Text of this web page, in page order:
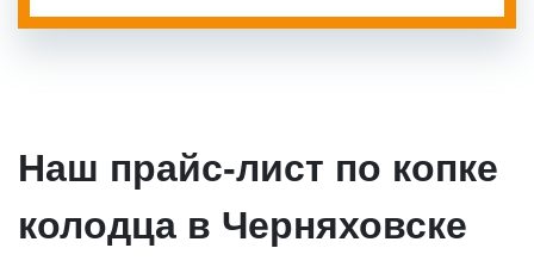
Наш прайс-лист по копке
колодца в Черняховске